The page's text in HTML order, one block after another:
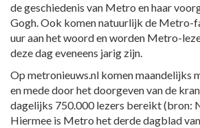
de geschiedenis van Metro en haar
Gogh. Ook komen natuurlijk de Metro-
uur aan het woord en worden Metro-
deze dag eveneens jarig zijn.
Op metronieuws.nl komen maandelijks
en mede door het doorgeven van de
dagelijks 750.000 lezers bereikt (bron:
Hiermee is Metro het derde dagblad